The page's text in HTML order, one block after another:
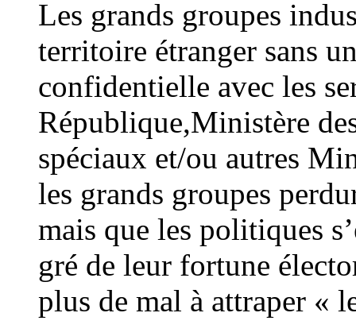
Les grands groupes
territoire étranger sans
confidentielle avec les
République,Ministère
spéciaux et/ou autres
les grands groupes
mais que les politiques
gré de leur fortune
plus de mal à attraper «